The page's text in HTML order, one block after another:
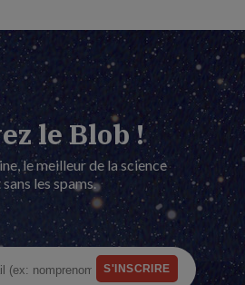
le Blob !
le meilleur de la science
les spams.